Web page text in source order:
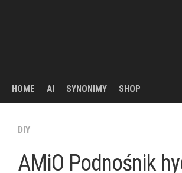
HOME AI SYNONIMY SHOP
DIY
AMiO Podnośnik